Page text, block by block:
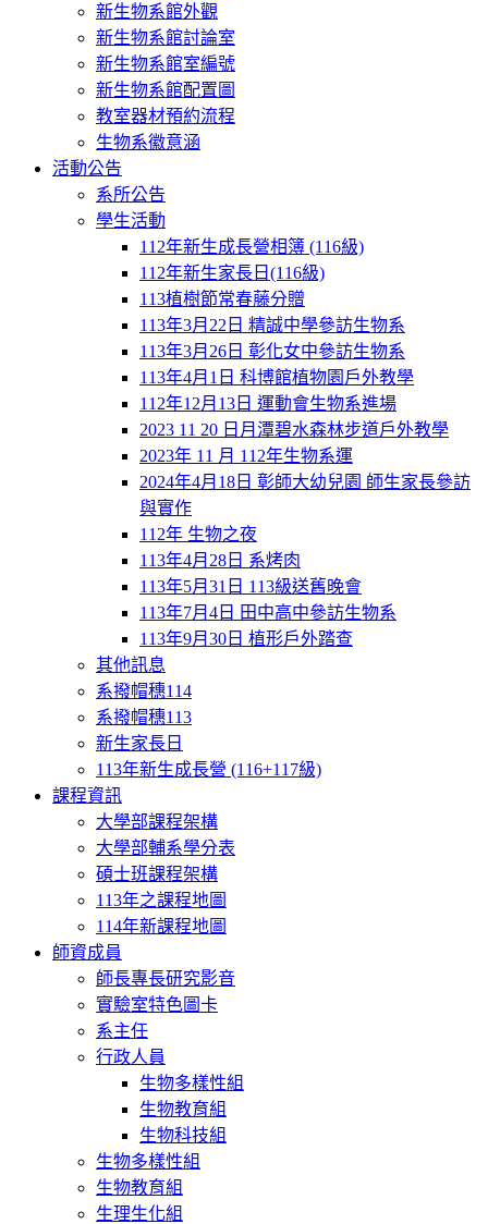
新生物系館外觀
新生物系館討論室
新生物系館室編號
新生物系館配置圖
教室器材預約流程
生物系徽意涵
活動公告
系所公告
學生活動
112年新生成長營相簿 (116級)
112年新生家長日(116級)
113植樹節常春藤分贈
113年3月22日 精誠中學參訪生物系
113年3月26日 彰化女中參訪生物系
113年4月1日 科博館植物園戶外教學
112年12月13日 運動會生物系進場
2023 11 20 日月潭碧水森林步道戶外教學
2023年 11 月 112年生物系運
2024年4月18日 彰師大幼兒園 師生家長參訪
與實作
112年 生物之夜
113年4月28日 系烤肉
113年5月31日 113級送舊晚會
113年7月4日 田中高中參訪生物系
113年9月30日 植形戶外踏查
其他訊息
系撥帽穗114
系撥帽穗113
新生家長日
113年新生成長營 (116+117級)
課程資訊
大學部課程架構
大學部輔系學分表
碩士班課程架構
113年之課程地圖
114年新課程地圖
師資成員
師長專長研究影音
實驗室特色圖卡
系主任
行政人員
生物多樣性組
生物教育組
生物科技組
生物多樣性組
生物教育組
生理生化組